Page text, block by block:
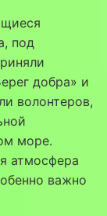
под
добра» и
волонтеров,
море.
атмосфера
важно